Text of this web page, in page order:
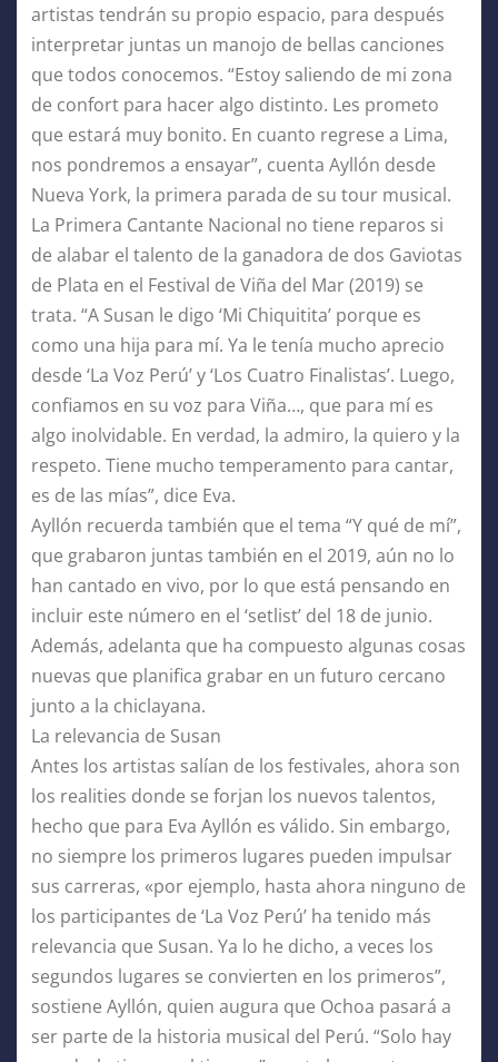
artistas tendrán su propio espacio, para después
interpretar juntas un manojo de bellas canciones
que todos conocemos. “Estoy saliendo de mi zona
de confort para hacer algo distinto. Les prometo
que estará muy bonito. En cuanto regrese a Lima,
nos pondremos a ensayar”, cuenta Ayllón desde
Nueva York, la primera parada de su tour musical.
La Primera Cantante Nacional no tiene reparos si
de alabar el talento de la ganadora de dos Gaviotas
de Plata en el Festival de Viña del Mar (2019) se
trata. “A Susan le digo ‘Mi Chiquitita’ porque es
como una hija para mí. Ya le tenía mucho aprecio
desde ‘La Voz Perú’ y ‘Los Cuatro Finalistas’. Luego,
confiamos en su voz para Viña…, que para mí es
algo inolvidable. En verdad, la admiro, la quiero y la
respeto. Tiene mucho temperamento para cantar,
es de las mías”, dice Eva.
Ayllón recuerda también que el tema “Y qué de mí”,
que grabaron juntas también en el 2019, aún no lo
han cantado en vivo, por lo que está pensando en
incluir este número en el ‘setlist’ del 18 de junio.
Además, adelanta que ha compuesto algunas cosas
nuevas que planifica grabar en un futuro cercano
junto a la chiclayana.
La relevancia de Susan
Antes los artistas salían de los festivales, ahora son
los realities donde se forjan los nuevos talentos,
hecho que para Eva Ayllón es válido. Sin embargo,
no siempre los primeros lugares pueden impulsar
sus carreras, «por ejemplo, hasta ahora ninguno de
los participantes de ‘La Voz Perú’ ha tenido más
relevancia que Susan. Ya lo he dicho, a veces los
segundos lugares se convierten en los primeros”,
sostiene Ayllón, quien augura que Ochoa pasará a
ser parte de la historia musical del Perú. “Solo hay